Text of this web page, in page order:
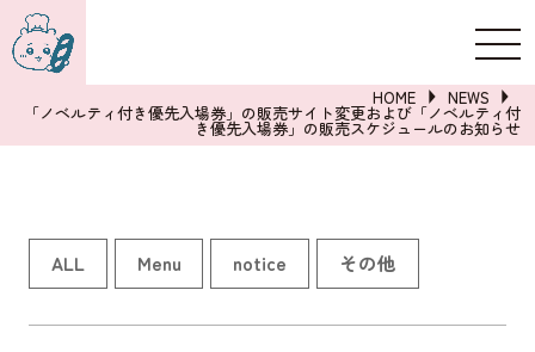
HOME NEWS
「ノベルティ付き優先入場券」の販売サイト変更および「ノベルティ付
き優先入場券」の販売スケジュールのお知らせ
ALL Menu notice その他